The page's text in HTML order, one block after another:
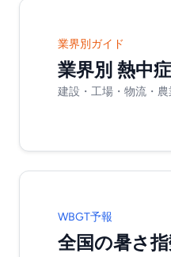
業界別ガイド
業界別 熱中
建設・工場・物流・
WBGT予報
全国の暑さ指